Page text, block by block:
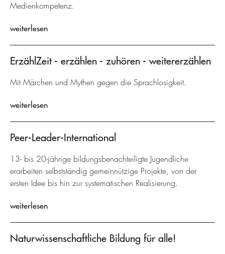
Medienkompetenz.
weiterlesen
ErzählZeit - erzählen - zuhören - weitererzählen
Mit Märchen und Mythen gegen die Sprachlosigkeit.
weiterlesen
Peer-Leader-International
13- bis 20-jährige bildungsbenachteiligte Jugendliche
erarbeiten selbstständig gemeinnützige Projekte, von der
ersten Idee bis hin zur systematischen Realisierung.
weiterlesen
Naturwissenschaftliche Bildung für alle!